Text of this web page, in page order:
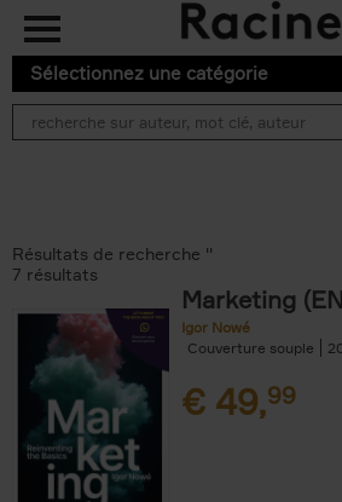
Aller au contenu principal
Sélectionnez une catégorie
Résultats de recherche ''
7 résultats
Marketing
Igor Nowé
Couverture souple
€ 49,99